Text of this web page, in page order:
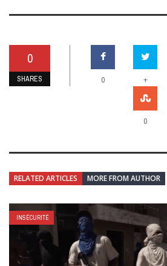
0
SHARES 0 +
0
RELATED ARTICLES MORE FROM AUTHOR
INSÉCURITÉ